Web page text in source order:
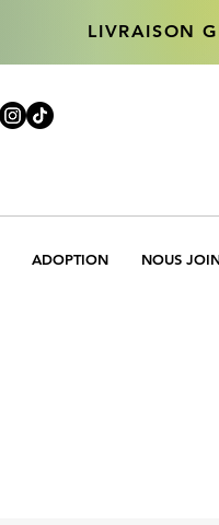
LIVRAISON
ADOPTION NOUS